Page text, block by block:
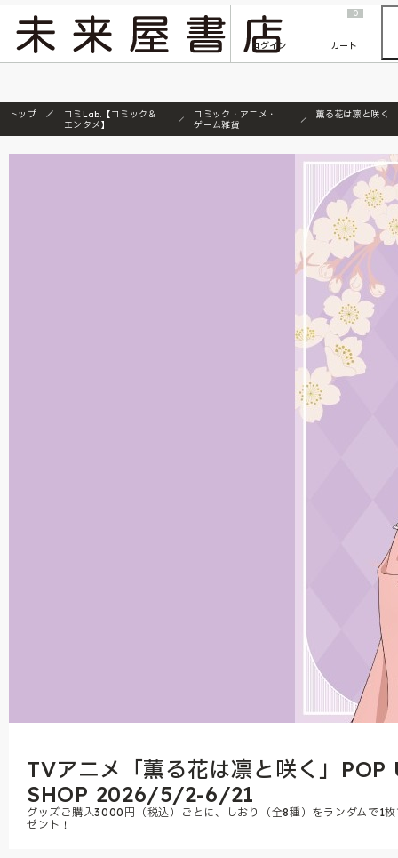
『ONE PIECE magazine 021 ONE PIECEカード付き同梱版』発売延期のご案内
ログイン
0
カート
トップ
コミLab.【コミック＆
エンタメ】
コミック・アニメ・
ゲーム雑貨
薫る花は凛と咲く
TVアニメ「薫る花は凛と咲く」POP
SHOP 2026/5/2-6/21
グッズご購入3000円（税込）ごとに、しおり（全8種）をランダムで1
ゼント！